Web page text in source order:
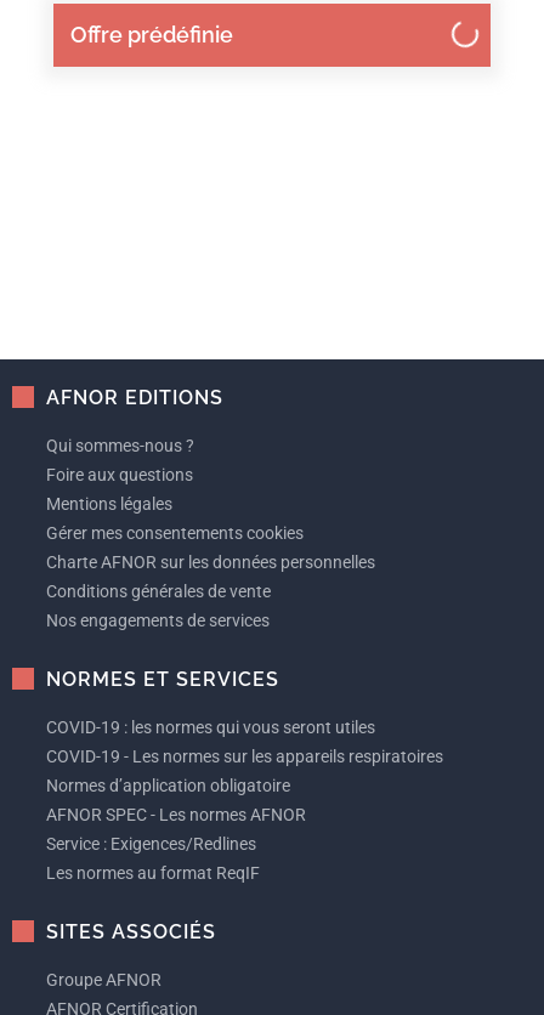
Offre prédéfinie
AFNOR EDITIONS
Qui sommes-nous ?
Foire aux questions
Mentions légales
Gérer mes consentements cookies
Charte AFNOR sur les données personnelles
Conditions générales de vente
Nos engagements de services
NORMES ET SERVICES
COVID-19 : les normes qui vous seront utiles
COVID-19 - Les normes sur les appareils respiratoires
Normes d’application obligatoire
AFNOR SPEC - Les normes AFNOR
Service : Exigences/Redlines
Les normes au format ReqIF
SITES ASSOCIÉS
Groupe AFNOR
AFNOR Certification